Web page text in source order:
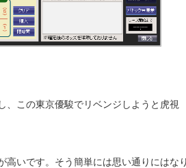
、この東京優駿でリベンジしようと虎視
いです。そう簡単には思い通りにはなり